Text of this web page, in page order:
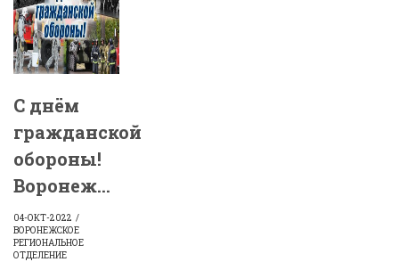
С днём
гражданской
обороны!
Воронеж...
04-ОКТ-2022
ВОРОНЕЖСКОЕ
РЕГИОНАЛЬНОЕ
ОТДЕЛЕНИЕ